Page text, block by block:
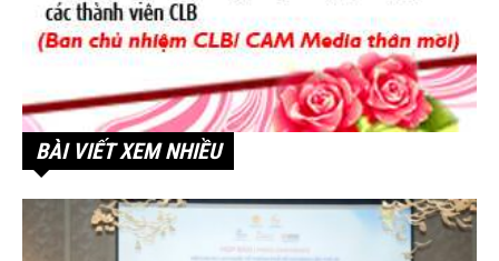
BÀI VIẾT XEM NHIỀU